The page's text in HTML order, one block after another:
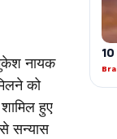
नायक
को
हुए
सन्यास